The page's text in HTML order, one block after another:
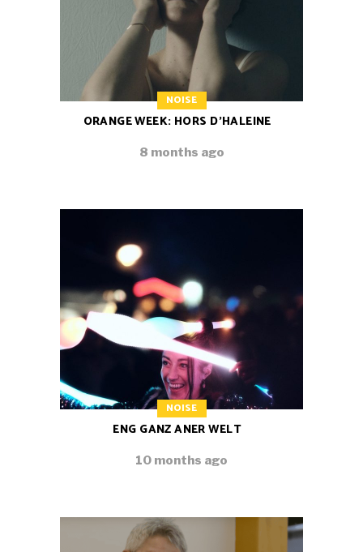
NOISE
ORANGE WEEK: HORS D’HALEINE
8 months ago
NOISE
ENG GANZ ANER WELT
10 months ago